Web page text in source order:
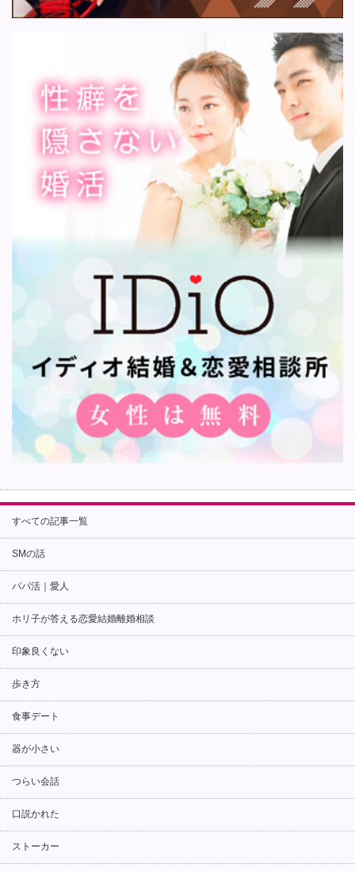
すべての記事一覧
SMの話
パパ活｜愛人
ホリ子が答える恋愛結婚離婚相談
印象良くない
歩き方
食事デート
器が小さい
つらい会話
口説かれた
ストーカー